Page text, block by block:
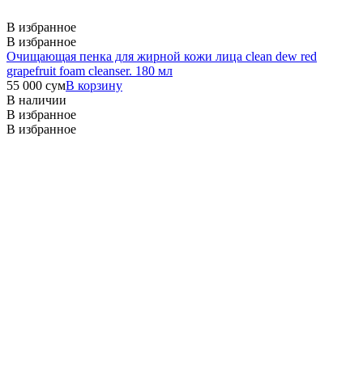
В избранное
В избранное
Очищающая пенка для жирной кожи лица clean dew red
grapefruit foam cleanser. 180 мл
55 000 сумВ корзину
В наличии
В избранное
В избранное